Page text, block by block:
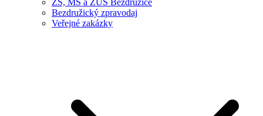
ZŠ, MŠ a ZUŠ Bezdružice
Bezdružický zpravodaj
Veřejné zakázky